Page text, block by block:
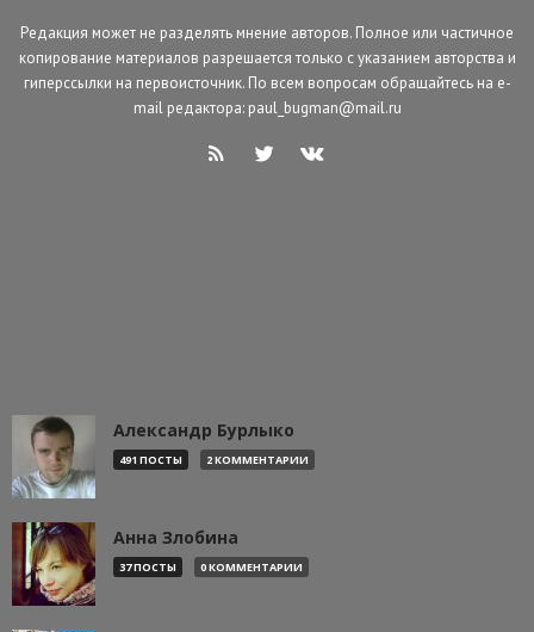
Редакция может не разделять мнение авторов. Полное или частичное
копирование материалов разрешается только с указанием авторства и
гиперссылки на первоисточник. По всем вопросам обращайтесь на e-
mail редактора: paul_bugman@mail.ru
Александр Бурлыко
491 ПОСТЫ 2 КОММЕНТАРИИ
Анна Злобина
37 ПОСТЫ 0 КОММЕНТАРИИ